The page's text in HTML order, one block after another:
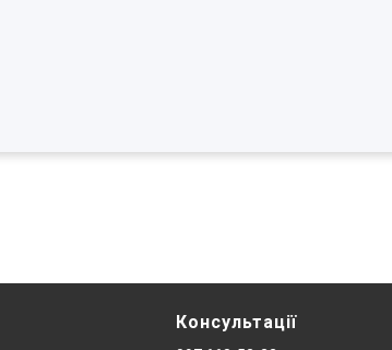
Консультації